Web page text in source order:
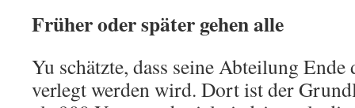
Früher oder später gehen alle
Yu schätzte, dass seine Abteilung Ende
verlegt werden wird. Dort ist der